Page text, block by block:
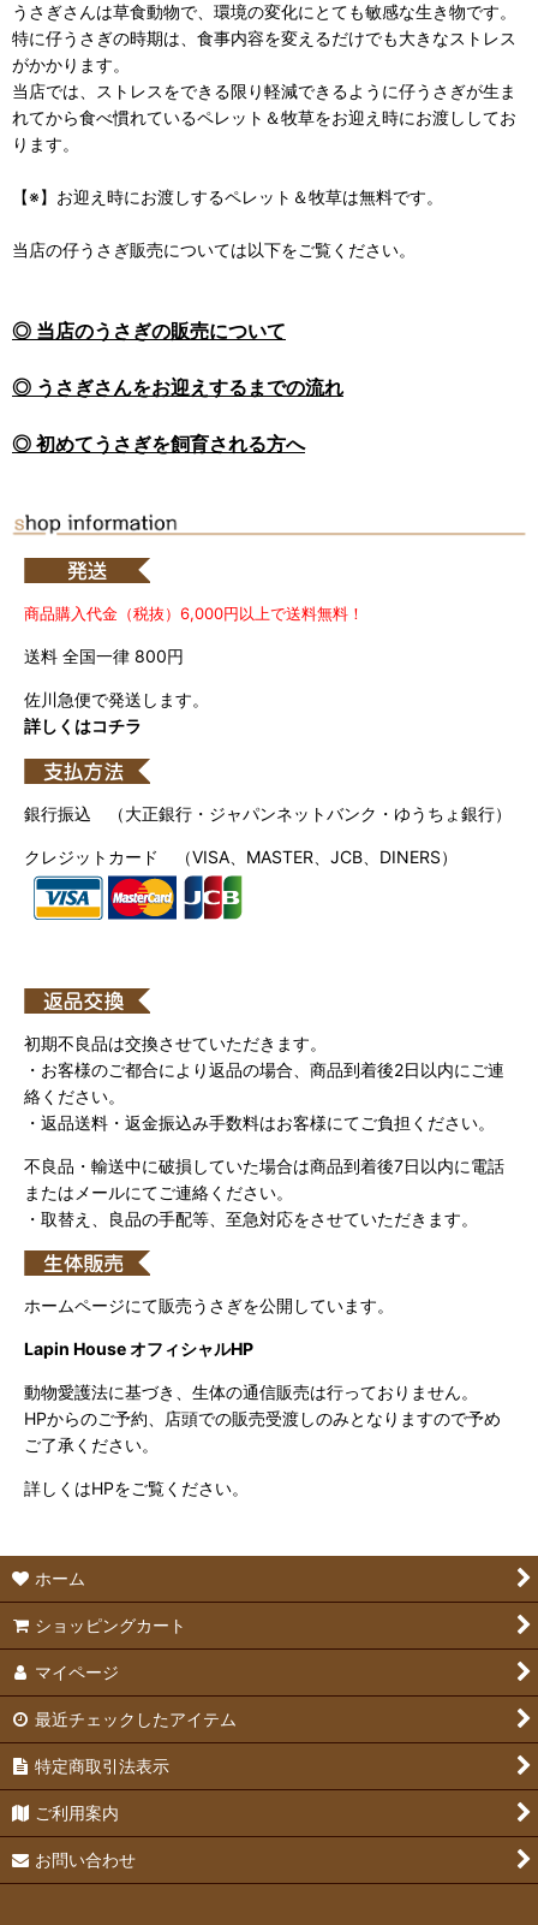
うさぎさんは草食動物で、環境の変化にとても敏感な生き物です。
特に仔うさぎの時期は、食事内容を変えるだけでも大きなストレス
がかかります。
当店では、ストレスをできる限り軽減できるように仔うさぎが生ま
れてから食べ慣れているペレット＆牧草をお迎え時にお渡ししてお
ります。
【※】お迎え時にお渡しするペレット＆牧草は無料です。
当店の仔うさぎ販売については以下をご覧ください。
◎ 当店のうさぎの販売について
◎ うさぎさんをお迎えするまでの流れ
◎ 初めてうさぎを飼育される方へ
商品購入代金（税抜）6,000円以上で送料無料！
送料 全国一律 800円
佐川急便で発送します。
詳しくはコチラ
銀行振込 （大正銀行・ジャパンネットバンク・ゆうちょ銀行）
クレジットカード （VISA、MASTER、JCB、DINERS）
初期不良品は交換させていただきます。
・お客様のご都合により返品の場合、商品到着後2日以内にご連
絡ください。
・返品送料・返金振込み手数料はお客様にてご負担ください。
不良品・輸送中に破損していた場合は商品到着後7日以内に電話
またはメールにてご連絡ください。
・取替え、良品の手配等、至急対応をさせていただきます。
ホームページにて販売うさぎを公開しています。
Lapin House オフィシャルHP
動物愛護法に基づき、生体の通信販売は行っておりません。
HPからのご予約、店頭での販売受渡しのみとなりますので予め
ご了承ください。
詳しくはHPをご覧ください。
ホーム
ショッピングカート
マイページ
最近チェックしたアイテム
特定商取引法表示
ご利用案内
お問い合わせ